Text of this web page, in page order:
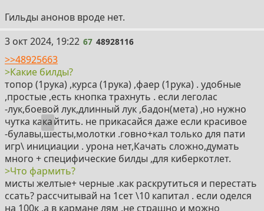
Гильды анонов вроде нет.
67
3 окт 2024, 19:22 67 48928116
>>48925663
>Какие билды?
топор (1рука) ,курса (1рука) ,фаер (1рука) . удобные
,простые ,есть кнопка трахнуть . если леголас
-лук,боевой лук,длинный лук ,бадон(мета) ,но нужно
чутка какайтить. не прикасайся даже если красивое
-булавы,шесты,молотки .говно+кал только для пати
игр\ инициации . урона нет,Качать сложно,думать
много + специфические билды ,для киберкотлет.
>Что фармить?
мисты желтые+ черные .как раскрутиться и перестать
ссать? рассчитывай на 1сет \10 капитал . если оделся
на 100к ,а в кармане лям ,не страшно и можно